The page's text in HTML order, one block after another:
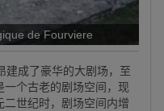
de Fourviere
成了豪华的大剧场，至
一个古老的剧场空间，现
世纪时，剧场空间内增